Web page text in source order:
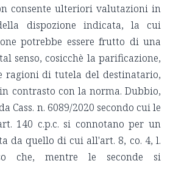
consente ulteriori valutazioni in
dispozione indicata, la cui
potrebbe essere frutto di una
senso, cosicchè la parificazione,
ragioni di tutela del destinatario,
contrasto con la norma. Dubbio,
Cass. n. 6089/2020 secondo cui le
140 c.p.c. si connotano per un
da quello di cui all'art. 8, co. 4, l.
che, mentre le seconde si